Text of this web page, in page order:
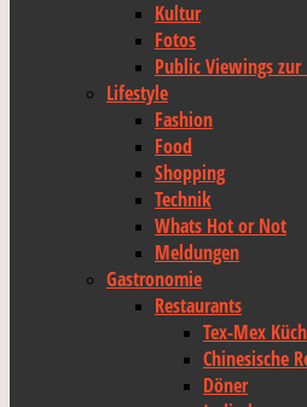
Kultur
Fotos
Public Viewings zur
Lifestyle
Fashion
Food
Shopping
Technik
Whats Hot or Not
Meldungen
Gastronomie
Restaurants
Tex-Mex
Chinesische
Döner